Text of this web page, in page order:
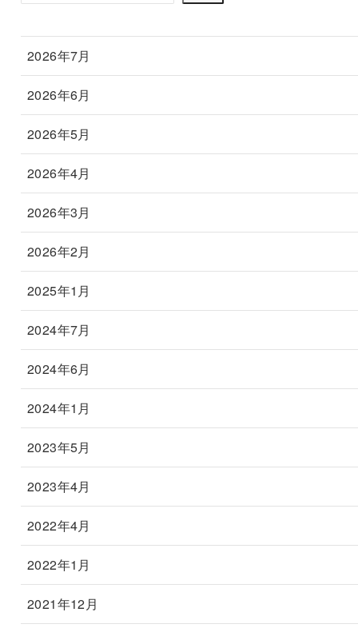
2026年7月
2026年6月
2026年5月
2026年4月
2026年3月
2026年2月
2025年1月
2024年7月
2024年6月
2024年1月
2023年5月
2023年4月
2022年4月
2022年1月
2021年12月